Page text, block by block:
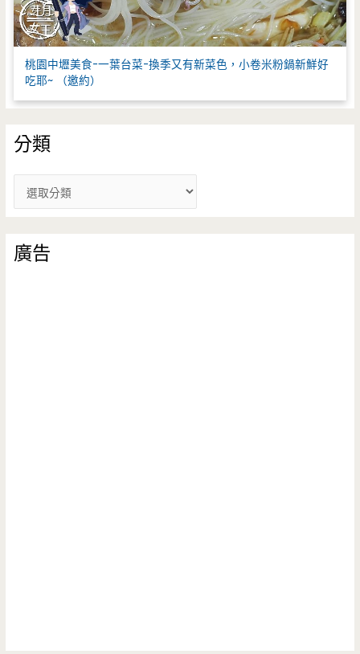
桃園中壢美食-一葉台菜-換季又有新菜色，小卷米粉鍋新鮮好
吃耶~ （邀約）
分類
類
廣告